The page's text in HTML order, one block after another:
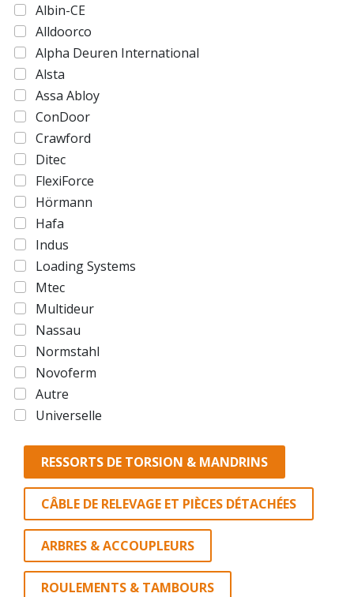
Albin-CE
Alldoorco
Alpha Deuren International
Alsta
Assa Abloy
ConDoor
Crawford
Ditec
FlexiForce
Hörmann
Hafa
Indus
Loading Systems
Mtec
Multideur
Nassau
Normstahl
Novoferm
Autre
Universelle
RESSORTS DE TORSION & MANDRINS
CÂBLE DE RELEVAGE ET PIÈCES DÉTACHÉES
ARBRES & ACCOUPLEURS
ROULEMENTS & TAMBOURS